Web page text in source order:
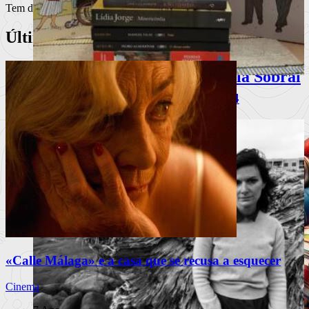
Livros | Sugestões para o Natal 2024
Comerás flores, de Lucía Solla Sobral
A mecânica da manipulação
Ler mais+
Tem deiniciar a sessãopara publicar um comentário.
Últimos Artigos
«Calle Málaga» e a casa que se recusa a esquecer
Cinema